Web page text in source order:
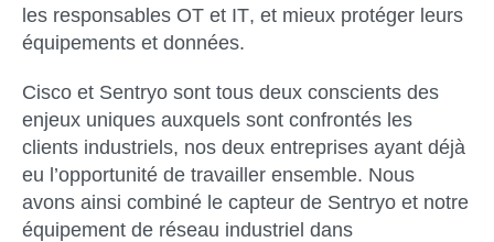
les responsables OT et IT, et mieux protéger leurs
équipements et données.
Cisco et Sentryo sont tous deux conscients des
enjeux uniques auxquels sont confrontés les
clients industriels, nos deux entreprises ayant déjà
eu l’opportunité de travailler ensemble. Nous
avons ainsi combiné le capteur de Sentryo et notre
équipement de réseau industriel dans